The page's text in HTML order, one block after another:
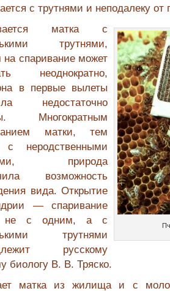
с трутнями и неподалеку от
матка с
трутнями,
на спаривание может
неоднократно,
в первые вылеты
недостаточно
Многократ­ным
матки, тем
с неродственными
природа
возможность
вида. Открытие
— спаривание
не с одним, а с
трутнями
русскому
биологу В. В. Тряско.
матка из жилища и с